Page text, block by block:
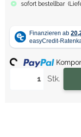
sofort bestellbar (
Stk.